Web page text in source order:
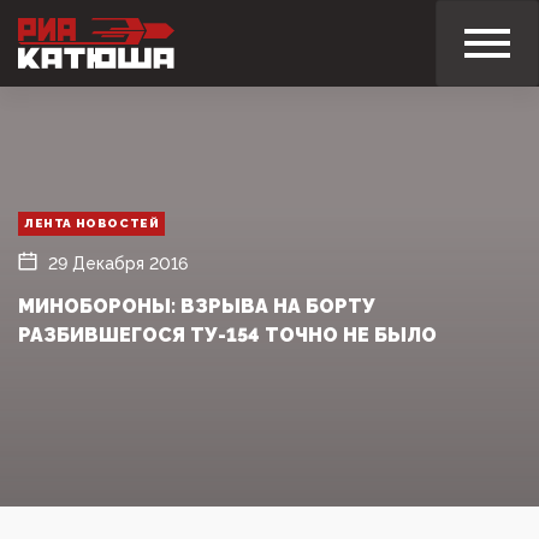
ЛЕНТА НОВОСТЕЙ
29 Декабря 2016
МИНОБОРОНЫ: ВЗРЫВА НА БОРТУ
РАЗБИВШЕГОСЯ ТУ-154 ТОЧНО НЕ БЫЛО